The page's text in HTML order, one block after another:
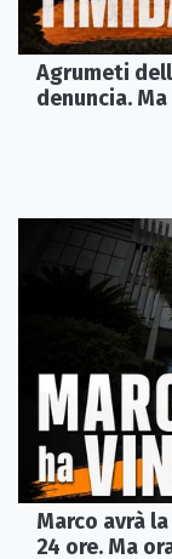
Agrumeti
denuncia.
Marco avrà
24 ore. Ma